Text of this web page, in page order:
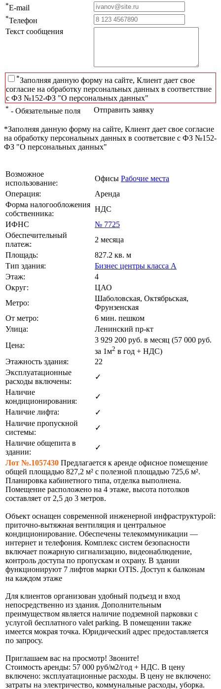
*E-mail
*Телефон
Текст сообщения
*Заполняя данную форму на сайте, Клиент дает свое
согласие на обработку персональных данных в соответствие
с ФЗ №152-ФЗ "О персональных данных"
* - Обязательные поля Отправить заявку
*Заполняя данную форму на сайте, Клиент дает свое согласие
на обработку персональных данных в соответсвие с ФЗ №152-
ФЗ "О персональных данных"
Возможное
использование:
Офисы Рабочие места
Операция:
Аренда
Форма налогообложения
собственника:
НДС
ИФНС
№ 7725
Обеспечительный
платеж:
2 месяца
Площадь:
827.2 кв. м
Тип здания:
Бизнес центры класса А
Этаж:
4
Округ:
ЦАО
Метро:
Шаболовская, Октябрьская,
Фрунзенская
От метро:
6 мин. пешком
Улица:
Ленинский пр-кт
Цена:
3 929 200 руб. в месяц (57 000 руб.
за 1м2 в год + НДС)
Этажность здания:
22
Эксплуатационные
расходы включены:
✓
Наличие
кондиционирования:
✓
Наличие лифта:
✓
Наличие пропускной
системы:
✓
Наличие общепита в
здании:
✓
Лот №.1057430 Предлагается к аренде офисное помещение
общей площадью 827,2 м² с полезной площадью 725,6 м².
Планировка кабинетного типа, отделка выполнена.
Помещение расположено на 4 этаже, высота потолков
составляет от 2,5 до 3 метров.
Объект оснащен современной инженерной инфраструктурой:
приточно-вытяжная вентиляция и центральное
кондиционирование. Обеспечены телекоммуникации —
интернет и телефония. Комплекс систем безопасности
включает пожарную сигнализацию, видеонаблюдение,
контроль доступа по пропускам и охрану. В здании
функционируют 7 лифтов марки OTIS. Доступ к балконам
на каждом этаже
Для клиентов организован удобный подъезд и вход
непосредственно из здания. Дополнительным
преимуществом является наличие подземной парковки с
услугой бесплатного valet parking. В помещении также
имеется мокрая точка. Юридический адрес предоставляется
по запросу.
Приглашаем вас на просмотр! Звоните!
Стоимость аренды: 57 000 руб/м2/год + НДС. В цену
включено: эксплуатационные расходы. В цену не включено:
затраты на электричество, коммунальные расходы, уборка.